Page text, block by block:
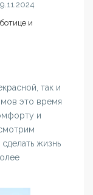
и
так и
это время
и
жизнь